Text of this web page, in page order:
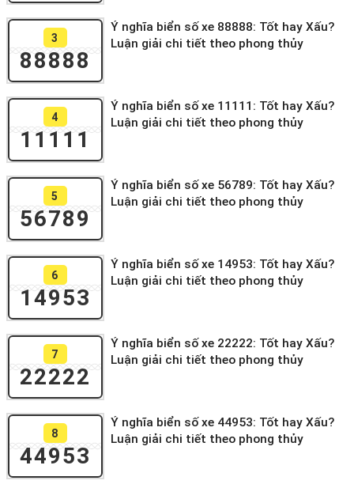
3
88888
Ý nghĩa biển số xe 88888: Tốt hay Xấu?
Luận giải chi tiết theo phong thủy
4
11111
Ý nghĩa biển số xe 11111: Tốt hay Xấu?
Luận giải chi tiết theo phong thủy
5
56789
Ý nghĩa biển số xe 56789: Tốt hay Xấu?
Luận giải chi tiết theo phong thủy
6
14953
Ý nghĩa biển số xe 14953: Tốt hay Xấu?
Luận giải chi tiết theo phong thủy
7
22222
Ý nghĩa biển số xe 22222: Tốt hay Xấu?
Luận giải chi tiết theo phong thủy
8
44953
Ý nghĩa biển số xe 44953: Tốt hay Xấu?
Luận giải chi tiết theo phong thủy